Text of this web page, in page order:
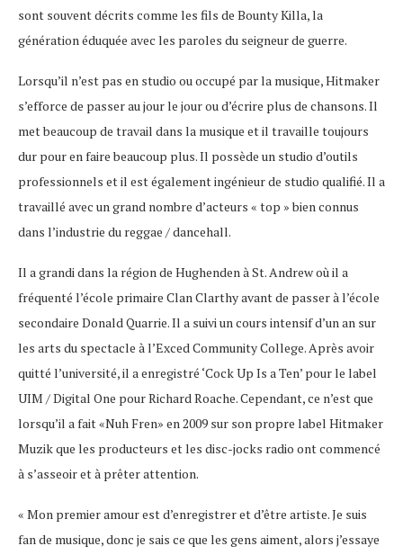
sont souvent décrits comme les fils de Bounty Killa, la
génération éduquée avec les paroles du seigneur de guerre.
Lorsqu’il n’est pas en studio ou occupé par la musique, Hitmaker
s’efforce de passer au jour le jour ou d’écrire plus de chansons. Il
met beaucoup de travail dans la musique et il travaille toujours
dur pour en faire beaucoup plus. Il possède un studio d’outils
professionnels et il est également ingénieur de studio qualifié. Il a
travaillé avec un grand nombre d’acteurs « top » bien connus
dans l’industrie du reggae / dancehall.
Il a grandi dans la région de Hughenden à St. Andrew où il a
fréquenté l’école primaire Clan Clarthy avant de passer à l’école
secondaire Donald Quarrie. Il a suivi un cours intensif d’un an sur
les arts du spectacle à l’Exced Community College. Après avoir
quitté l’université, il a enregistré ‘Cock Up Is a Ten’ pour le label
UIM / Digital One pour Richard Roache. Cependant, ce n’est que
lorsqu’il a fait «Nuh Fren» en 2009 sur son propre label Hitmaker
Muzik que les producteurs et les disc-jocks radio ont commencé
à s’asseoir et à prêter attention.
« Mon premier amour est d’enregistrer et d’être artiste. Je suis
fan de musique, donc je sais ce que les gens aiment, alors j’essaye